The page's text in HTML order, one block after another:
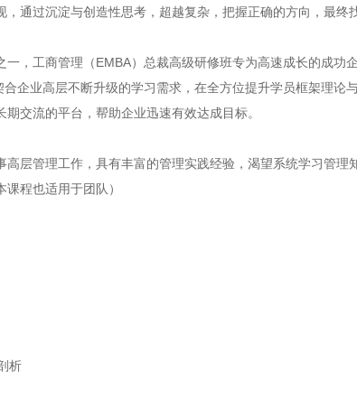
，通过沉淀与创造性思考，超越复杂，把握正确的方向，最终
，工商管理（EMBA）总裁高级研修班专为高速成长的成功
企业高层不断升级的学习需求，在全方位提升学员框架理论
交流的平台，帮助企业迅速有效达成目标。
层管理工作，具有丰富的管理实践经验，渴望系统学习管理
程也适用于团队）
析